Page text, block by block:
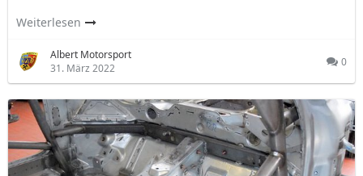
Weiterlesen
Albert Motorsport
31. März 2022
0